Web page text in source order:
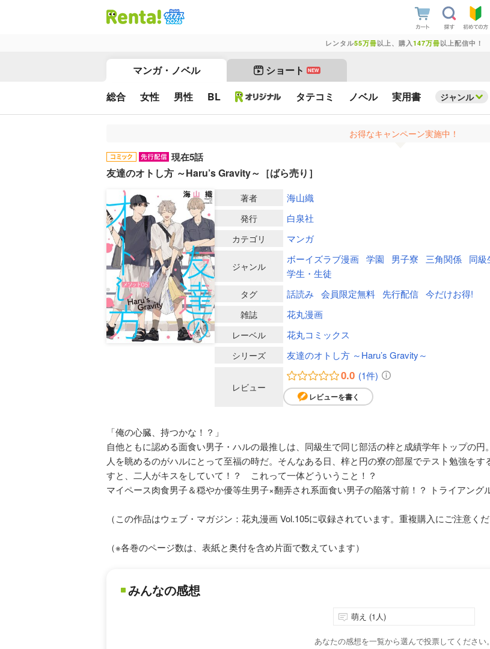
レンタル55万冊以上、購入 147万冊以上配信中！
マンガ・ノベル ショート NEW
総合 女性 男性 BL タテコミ ノベル 実用書 ジャンル
お得なキャンペーン実施中！
現在5話
友達のオトし方 ～Haru’s Gravity～［ばら売り］
著者 海山織
発行 白泉社
カテゴリ マンガ
ジャンル
ボーイズラブ漫画 学園 男子寮 三角関係
同級
学生・生徒
タグ 話読み 会員限定無料 先行配信 今だけお得!
雑誌 花丸漫画
レーベル 花丸コミックス
シリーズ 友達のオトし方 ～Haru’s Gravity～
レビュー
0.0 (1件)
レビューを書く
「俺の心臓、持つかな！？」
自他ともに認める面食い男子・ハルの最推しは、同級生で同じ部活の梓と成績学年トップの
人を眺めるのがハルにとって至福の時だ。そんなある日、梓と円の寮の部屋でテスト勉強を
すと、二人がキスをしていて！？ これって一体どういうこと！？
マイペース肉食男子＆穏やか優等生男子×翻弄され系面食い男子の陥落寸前！？ トライアング
（この作品はウェブ・マガジン：花丸漫画 Vol.105に収録されています。重複購入にご注意くだ
（※各巻のページ数は、表紙と奥付を含め片面で数えています）
みんなの感想
萌え (1人)
あなたの感想を一覧から選んで投票してください。